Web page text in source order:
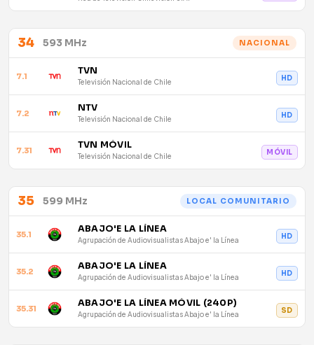
34 593 MHz NACIONAL
7.1 TVN
Televisión Nacional de Chile HD
7.2 NTV
Televisión Nacional de Chile HD
7.31 TVN MÓVIL
Televisión Nacional de Chile MÓVIL
35 599 MHz LOCAL COMUNITARIO
35.1 ABAJO'E LA LÍNEA
Agrupación de Audiovisualistas Abajo e' la Línea HD
35.2 ABAJO'E LA LÍNEA
Agrupación de Audiovisualistas Abajo e' la Línea HD
35.31 ABAJO'E LA LÍNEA MÓVIL (240P)
Agrupación de Audiovisualistas Abajo e' la Línea SD